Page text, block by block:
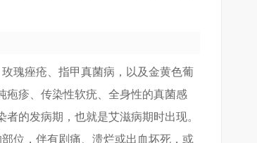
瑰痤疮、指甲真菌病，以及金黄色葡
疱疹、传染性软疣、全身性的真菌感
的发病期，也就是艾滋病期时出现。
位，伴有剧痛、溃烂或出血坏死，或